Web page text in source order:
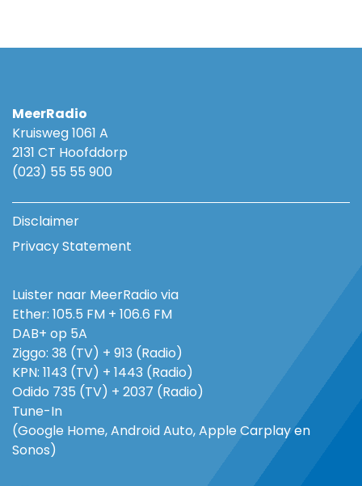
MeerRadio
Kruisweg 1061 A
2131 CT Hoofddorp
(023) 55 55 900
Disclaimer
Privacy Statement
Luister naar MeerRadio via
Ether: 105.5 FM + 106.6 FM
DAB+ op 5A
Ziggo: 38 (TV) + 913 (Radio)
KPN: 1143 (TV) + 1443 (Radio)
Odido 735 (TV) + 2037 (Radio)
Tune-In
(Google Home, Android Auto, Apple Carplay en
Sonos)